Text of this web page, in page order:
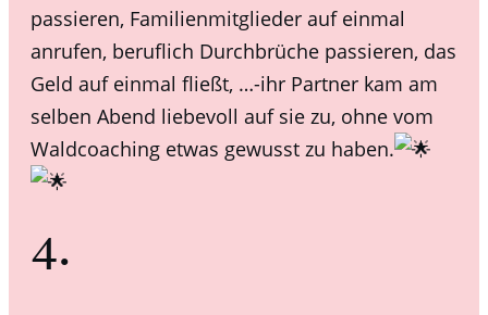
passieren, Familienmitglieder auf einmal
anrufen, beruflich Durchbrüche passieren, das
Geld auf einmal fließt, …-ihr Partner kam am
selben Abend liebevoll auf sie zu, ohne vom
Waldcoaching etwas gewusst zu haben.
4.